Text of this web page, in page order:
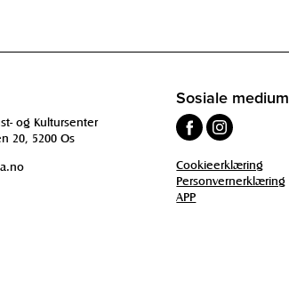
og Kultursenter
20, 5200 Os
Sosiale medium
Cookieerklæring
Personvernerklæring
APP